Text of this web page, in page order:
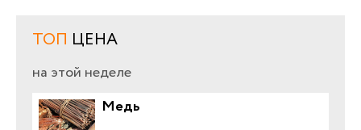
ТОП ЦЕНА
на этой неделе
Медь